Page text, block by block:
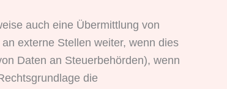
auch eine Übermittlung von
externe Stellen weiter, wenn dies
Daten an Steuerbehörden), wenn
die